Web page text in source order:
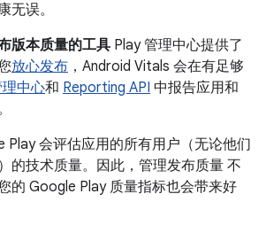
无误。
版本质量的工具 Play 管理中心提供了
放心发布 ，Android Vitals 会在有足够
理中心和 Reporting API 中报告应用和
Play 会评估应用的所有用户（无论他们
的技术质量。因此，管理发布质量 不
的 Google Play 质量指标也会带来好